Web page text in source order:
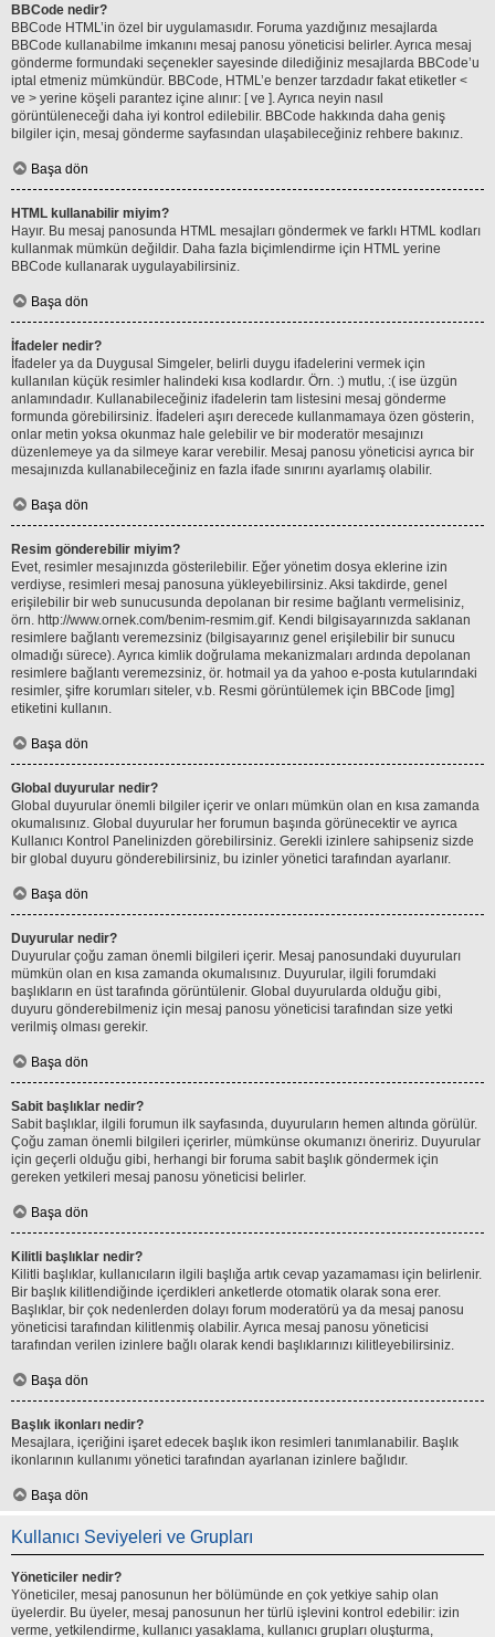
BBCode nedir?
BBCode HTML’in özel bir uygulamasıdır. Foruma yazdığınız mesajlarda
BBCode kullanabilme imkanını mesaj panosu yöneticisi belirler. Ayrıca mesaj
gönderme formundaki seçenekler sayesinde dilediğiniz mesajlarda BBCode’u
iptal etmeniz mümkündür. BBCode, HTML’e benzer tarzdadır fakat etiketler <
ve > yerine köşeli parantez içine alınır: [ ve ]. Ayrıca neyin nasıl
görüntüleneceği daha iyi kontrol edilebilir. BBCode hakkında daha geniş
bilgiler için, mesaj gönderme sayfasından ulaşabileceğiniz rehbere bakınız.
Başa dön
HTML kullanabilir miyim?
Hayır. Bu mesaj panosunda HTML mesajları göndermek ve farklı HTML kodları
kullanmak mümkün değildir. Daha fazla biçimlendirme için HTML yerine
BBCode kullanarak uygulayabilirsiniz.
Başa dön
İfadeler nedir?
İfadeler ya da Duygusal Simgeler, belirli duygu ifadelerini vermek için
kullanılan küçük resimler halindeki kısa kodlardır. Örn. :) mutlu, :( ise üzgün
anlamındadır. Kullanabileceğiniz ifadelerin tam listesini mesaj gönderme
formunda görebilirsiniz. İfadeleri aşırı derecede kullanmamaya özen gösterin,
onlar metin yoksa okunmaz hale gelebilir ve bir moderatör mesajınızı
düzenlemeye ya da silmeye karar verebilir. Mesaj panosu yöneticisi ayrıca bir
mesajınızda kullanabileceğiniz en fazla ifade sınırını ayarlamış olabilir.
Başa dön
Resim gönderebilir miyim?
Evet, resimler mesajınızda gösterilebilir. Eğer yönetim dosya eklerine izin
verdiyse, resimleri mesaj panosuna yükleyebilirsiniz. Aksi takdirde, genel
erişilebilir bir web sunucusunda depolanan bir resime bağlantı vermelisiniz,
örn. http://www.ornek.com/benim-resmim.gif. Kendi bilgisayarınızda saklanan
resimlere bağlantı veremezsiniz (bilgisayarınız genel erişilebilir bir sunucu
olmadığı sürece). Ayrıca kimlik doğrulama mekanizmaları ardında depolanan
resimlere bağlantı veremezsiniz, ör. hotmail ya da yahoo e-posta kutularındaki
resimler, şifre korumları siteler, v.b. Resmi görüntülemek için BBCode [img]
etiketini kullanın.
Başa dön
Global duyurular nedir?
Global duyurular önemli bilgiler içerir ve onları mümkün olan en kısa zamanda
okumalısınız. Global duyurular her forumun başında görünecektir ve ayrıca
Kullanıcı Kontrol Panelinizden görebilirsiniz. Gerekli izinlere sahipseniz sizde
bir global duyuru gönderebilirsiniz, bu izinler yönetici tarafından ayarlanır.
Başa dön
Duyurular nedir?
Duyurular çoğu zaman önemli bilgileri içerir. Mesaj panosundaki duyuruları
mümkün olan en kısa zamanda okumalısınız. Duyurular, ilgili forumdaki
başlıkların en üst tarafında görüntülenir. Global duyurularda olduğu gibi,
duyuru gönderebilmeniz için mesaj panosu yöneticisi tarafından size yetki
verilmiş olması gerekir.
Başa dön
Sabit başlıklar nedir?
Sabit başlıklar, ilgili forumun ilk sayfasında, duyuruların hemen altında görülür.
Çoğu zaman önemli bilgileri içerirler, mümkünse okumanızı öneririz. Duyurular
için geçerli olduğu gibi, herhangi bir foruma sabit başlık göndermek için
gereken yetkileri mesaj panosu yöneticisi belirler.
Başa dön
Kilitli başlıklar nedir?
Kilitli başlıklar, kullanıcıların ilgili başlığa artık cevap yazamaması için belirlenir.
Bir başlık kilitlendiğinde içerdikleri anketlerde otomatik olarak sona erer.
Başlıklar, bir çok nedenlerden dolayı forum moderatörü ya da mesaj panosu
yöneticisi tarafından kilitlenmiş olabilir. Ayrıca mesaj panosu yöneticisi
tarafından verilen izinlere bağlı olarak kendi başlıklarınızı kilitleyebilirsiniz.
Başa dön
Başlık ikonları nedir?
Mesajlara, içeriğini işaret edecek başlık ikon resimleri tanımlanabilir. Başlık
ikonlarının kullanımı yönetici tarafından ayarlanan izinlere bağlıdır.
Başa dön
Kullanıcı Seviyeleri ve Grupları
Yöneticiler nedir?
Yöneticiler, mesaj panosunun her bölümünde en çok yetkiye sahip olan
üyelerdir. Bu üyeler, mesaj panosunun her türlü işlevini kontrol edebilir: izin
verme, yetkilendirme, kullanıcı yasaklama, kullanıcı grupları oluşturma,